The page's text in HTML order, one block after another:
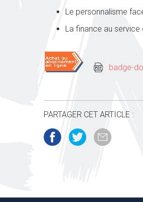
Le personnalisme
La finance au service
badge-
PARTAGER CET ARTICLE :